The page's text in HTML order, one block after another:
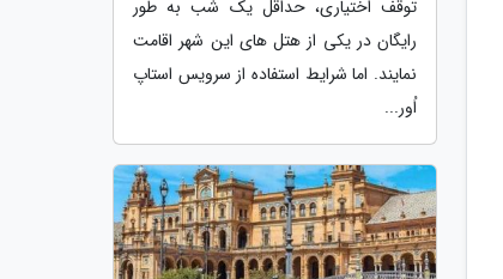
توقف اختیاری، حداقل یک شب به طور
رایگان در یکی از هتل های این شهر اقامت
نمایند. اما شرایط استفاده از سرویس استاپ
اُور...